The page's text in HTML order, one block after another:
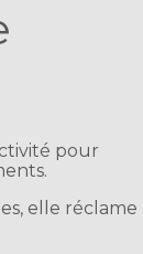
pour
elle réclame